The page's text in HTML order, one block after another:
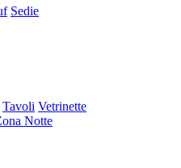
Sedie
Tavoli Vetrinette
Notte